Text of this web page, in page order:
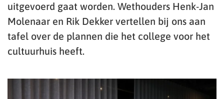
uitgevoerd gaat worden. Wethouders Henk-Jan
Molenaar en Rik Dekker vertellen bij ons aan
tafel over de plannen die het college voor het
cultuurhuis heeft.